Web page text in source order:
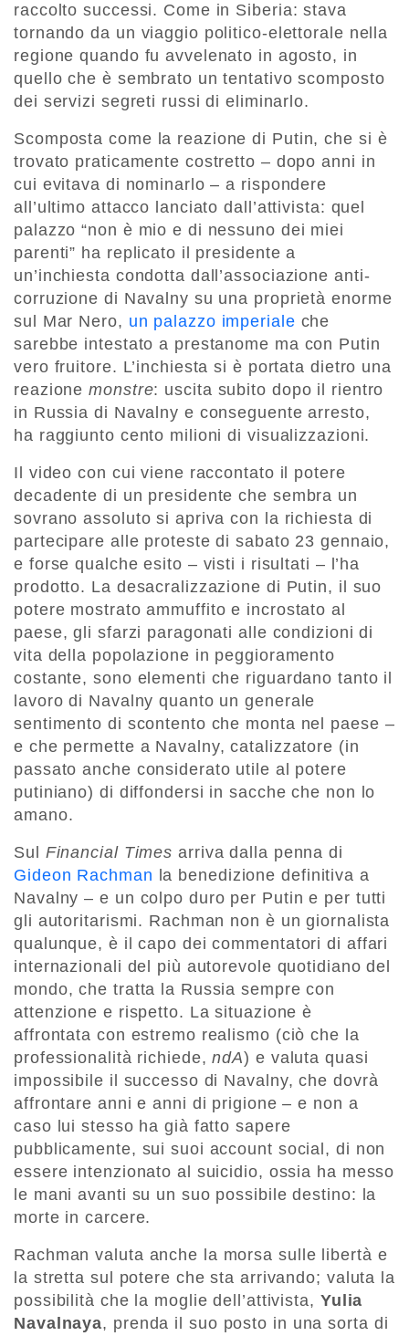
raccolto successi. Come in Siberia: stava
tornando da un viaggio politico-elettorale nella
regione quando fu avvelenato in agosto, in
quello che è sembrato un tentativo scomposto
dei servizi segreti russi di eliminarlo.
Scomposta come la reazione di Putin, che si è
trovato praticamente costretto – dopo anni in
cui evitava di nominarlo – a rispondere
all’ultimo attacco lanciato dall’attivista: quel
palazzo “non è mio e di nessuno dei miei
parenti” ha replicato il presidente a
un’inchiesta condotta dall’associazione anti-
corruzione di Navalny su una proprietà enorme
sul Mar Nero, un palazzo imperiale che
sarebbe intestato a prestanome ma con Putin
vero fruitore. L’inchiesta si è portata dietro una
reazionemonstre: uscita subito dopo il rientro
in Russia di Navalny e conseguente arresto,
ha raggiunto cento milioni di visualizzazioni.
Il video con cui viene raccontato il potere
decadente di un presidente che sembra un
sovrano assoluto si apriva con la richiesta di
partecipare alle proteste di sabato 23 gennaio,
e forse qualche esito – visti i risultati – l’ha
prodotto. La desacralizzazione di Putin, il suo
potere mostrato ammuffito e incrostato al
paese, gli sfarzi paragonati alle condizioni di
vita della popolazione in peggioramento
costante, sono elementi che riguardano tanto il
lavoro di Navalny quanto un generale
sentimento di scontento che monta nel paese –
e che permette a Navalny, catalizzatore (in
passato anche considerato utile al potere
putiniano) di diffondersi in sacche che non lo
amano.
Sul Financial Times arriva dalla penna di
Gideon Rachman la benedizione definitiva a
Navalny – e un colpo duro per Putin e per tutti
gli autoritarismi. Rachman non è un giornalista
qualunque, è il capo dei commentatori di affari
internazionali del più autorevole quotidiano del
mondo, che tratta la Russia sempre con
attenzione e rispetto. La situazione è
affrontata con estremo realismo (ciò che la
professionalità richiede,ndA) e valuta quasi
impossibile il successo di Navalny, che dovrà
affrontare anni e anni di prigione – e non a
caso lui stesso ha già fatto sapere
pubblicamente, sui suoi account social, di non
essere intenzionato al suicidio, ossia ha messo
le mani avanti su un suo possibile destino: la
morte in carcere.
Rachman valuta anche la morsa sulle libertà e
la stretta sul potere che sta arrivando; valuta la
possibilità che la moglie dell’attivista, Yulia
Navalnaya, prenda il suo posto in una sorta di